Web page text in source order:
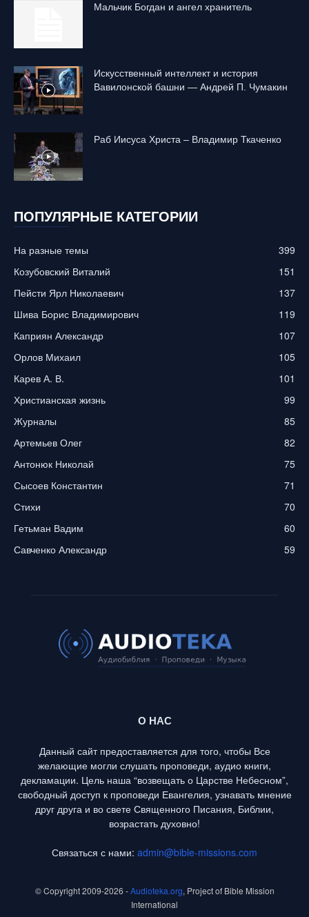
Mальчик Богдан и ангел хранитель
Искусственный интеллект и история
Вавилонской башни — Андрей П. Чумакин
Раб Иисуса Христа – Владимир Ткаченко
ПОПУЛЯРНЫЕ КАТЕГОРИИ
На разные темы
399
Козубовский Виталий
151
Пейсти Ярл Николаевич
137
Шива Борис Владимирович
119
Каприян Александр
107
Орлов Михаил
105
Карев А. В.
101
Христианская жизнь
99
Журналы
85
Артемьев Олег
82
Антонюк Николай
75
Сысоев Константин
71
Стихи
70
Гетьман Вадим
60
Савченко Александр
59
О НАС
Данный сайт предоставляется для того, чтобы Все
желающие могли слушать проповеди, аудио книги,
декламации. Цель наша “возвещать о Царстве Небесном”,
свободный доступ к проповеди Евангелия, узнавать мнение
друг друга и во свете Священного Писания, Библии,
возрастать духовно!
Связаться с нами: admin@bible-missions.com
© Copyright 2009-2026 -Audioteka.org, Project of Bible Mission
International